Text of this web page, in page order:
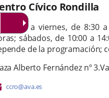
Cívico Rondilla
lunes a viernes, de 8:30
sábados, de 10:00 a
de la programación;
Alberto Fernández nº 3.
Adresse
ccro@ava.es